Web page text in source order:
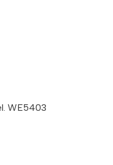
WE5403